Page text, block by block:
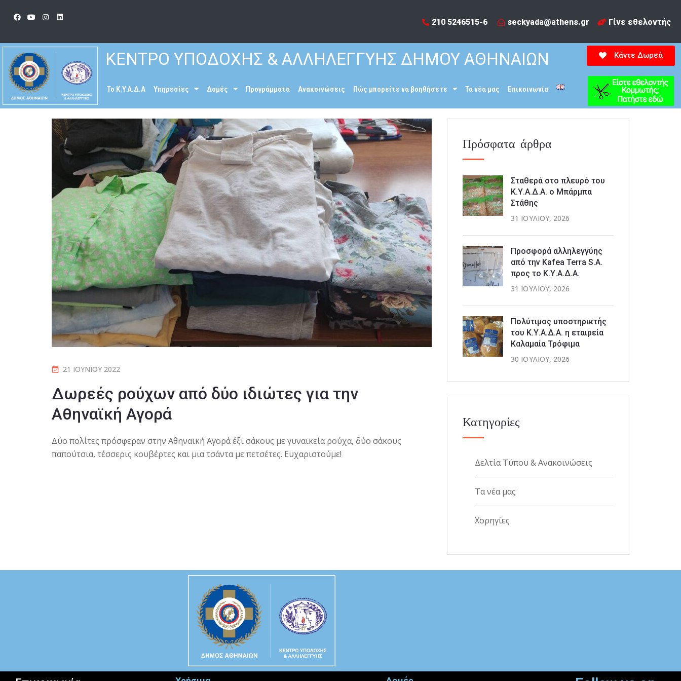
210 5246515-6​ seckyada@athens.gr Γίνε εθελοντής
ΚΕΝΤΡΟ ΥΠΟΔΟΧΗΣ & ΑΛΛΗΛΕΓΓΥΗΣ ΔΗΜΟΥ ΑΘΗΝΑΙΩΝ
To K.Y.A.Δ.Α Υπηρεσίες Δομές Προγράμματα Ανακοινώσεις Πώς μπορείτε να βοηθήσετε Τα νέα μας Επικοινωνία
Κάντε Δωρεά
21 ΙΟΥΝΊΟΥ 2022
Δωρεές ρούχων από δύο ιδιώτες για την
Αθηναϊκή Αγορά
Δύο πολίτες πρόσφεραν στην Αθηναϊκή Αγορά έξι σάκους με γυναικεία ρούχα, δύο σάκους
παπούτσια, τέσσερις κουβέρτες και μια τσάντα με πετσέτες. Ευχαριστούμε!
Πρόσφατα άρθρα
Σταθερά στο πλευρό του
Κ.Υ.Α.Δ.Α. ο Μπάρμπα
Στάθης
31 ΙΟΥΛΊΟΥ, 2026
Προσφορά αλληλεγγύης
από την Kafea Terra S.A.
προς το Κ.Υ.Α.Δ.Α.
31 ΙΟΥΛΊΟΥ, 2026
Πολύτιμος υποστηρικτής
του Κ.Υ.Α.Δ.Α. η εταιρεία
Καλαμαία Τρόφιμα
30 ΙΟΥΛΊΟΥ, 2026
Κατηγορίες
Δελτία Τύπου & Ανακοινώσεις
Τα νέα μας
Χορηγίες